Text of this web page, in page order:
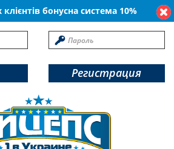
бонусна система 10%
Регистрация